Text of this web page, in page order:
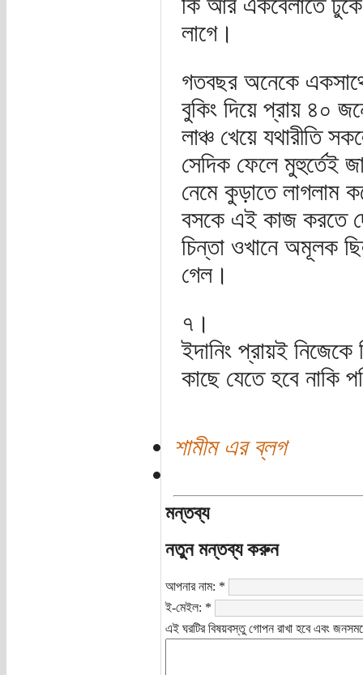
লাগে।
গতবছর অনেকে
বুকিং দিয়ে প্রায় ৪০
লাঞ্চ খেয়ে যথারীতি
সেদিক ফেলে মুহুর্তেই
নেমে কুড়াতে লাগলাম
বসকে এই কাজ করতে
চিন্তা ওখানে অমূলক
গেল।
৭।
ইদানিং প্রায়ই
কাছে যেতে হবে নাকি
শামীম এর ব্লগ
মন্তব্য
নতুন মন্তব্য করুন
আপনার নাম: *
ই-মেইল: *
এই ঘরটির বিষয়বস্তু গোপন রাখা হবে এবং